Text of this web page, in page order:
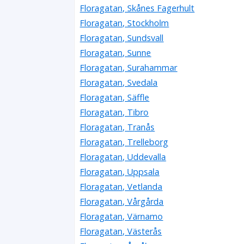
Floragatan, Skånes Fagerhult
Floragatan, Stockholm
Floragatan, Sundsvall
Floragatan, Sunne
Floragatan, Surahammar
Floragatan, Svedala
Floragatan, Säffle
Floragatan, Tibro
Floragatan, Tranås
Floragatan, Trelleborg
Floragatan, Uddevalla
Floragatan, Uppsala
Floragatan, Vetlanda
Floragatan, Vårgårda
Floragatan, Värnamo
Floragatan, Västerås